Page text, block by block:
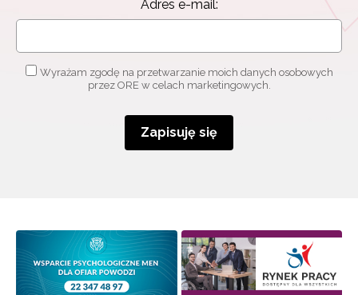
Adres e-mail:
Wyrażam zgodę na przetwarzanie moich danych osobowych
przez ORE w celach marketingowych.
Zapisuję się